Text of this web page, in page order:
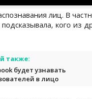
лиц. В
кого из
также:
будет узнавать
в лицо